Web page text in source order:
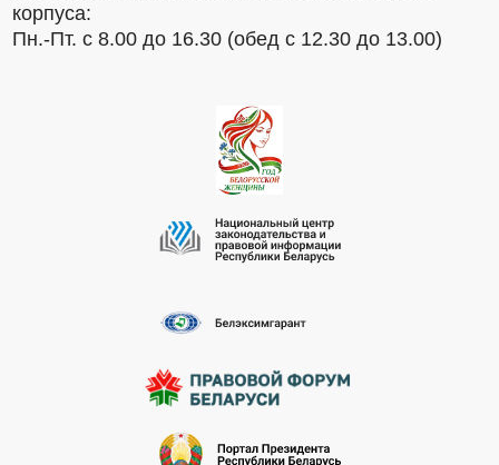
корпуса:
Пн.-Пт. с 8.00 до 16.30 (обед с 12.30 до 13.00)